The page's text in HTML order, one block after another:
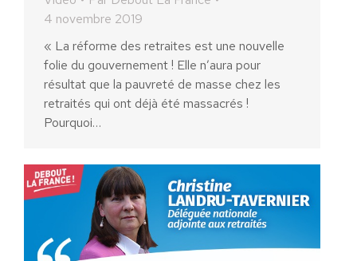
4 novembre 2019
« La réforme des retraites est une nouvelle
folie du gouvernement ! Elle n’aura pour
résultat que la pauvreté de masse chez les
retraités qui ont déjà été massacrés !
Pourquoi…